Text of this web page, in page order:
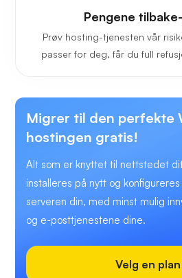
Pengene
Prøv hosting-tjenesten vår
passer for deg, får du full
Migrer til den perfekte
hostingen gratis!
Alt som er knyttet til nettstedet
installeres på nytt og
serveren din, med minst mulig
og e-posttjenestene dine.
Velg en plan